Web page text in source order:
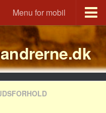
Menu for mobil